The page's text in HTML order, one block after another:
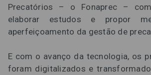
Precatórios – o Fonaprec –
elaborar estudos e propor
aperfeiçoamento da gestão de
E com o avanço da tecnologia, os
foram digitalizados e